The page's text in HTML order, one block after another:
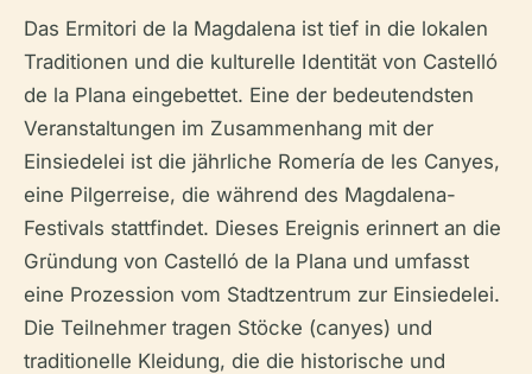
Das Ermitori de la Magdalena ist tief in die lokalen
Traditionen und die kulturelle Identität von Castelló
de la Plana eingebettet. Eine der bedeutendsten
Veranstaltungen im Zusammenhang mit der
Einsiedelei ist die jährliche Romería de les Canyes,
eine Pilgerreise, die während des Magdalena-
Festivals stattfindet. Dieses Ereignis erinnert an die
Gründung von Castelló de la Plana und umfasst
eine Prozession vom Stadtzentrum zur Einsiedelei.
Die Teilnehmer tragen Stöcke (canyes) und
traditionelle Kleidung, die die historische und